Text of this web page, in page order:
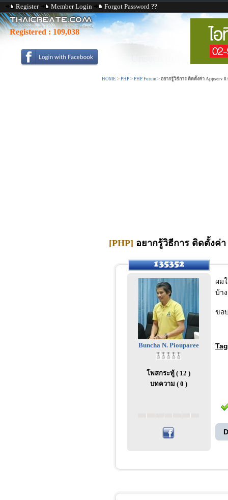
Register Member Login Forgot Password ??
Registered : 109,038
HOME > PHP > PHP Forum > อยากรู้วิธีการ ติดตั้งค่า Appserv
[PHP] อยากรู้วิธีการ ติดตั้งค่า
Buncha N. Piouparee
โพสกระทู้ ( 12 )
บทความ ( 0 )
ผม
บ้า
ขอ
Tag